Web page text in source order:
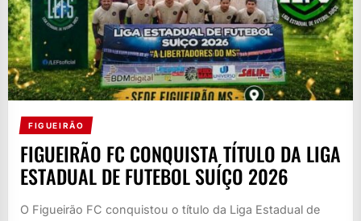
FIGUEIRÃO
FIGUEIRÃO FC CONQUISTA TÍTULO DA LIGA
ESTADUAL DE FUTEBOL SUÍÇO 2026
O Figueirão FC conquistou o título da Liga Estadual de